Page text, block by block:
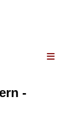
-